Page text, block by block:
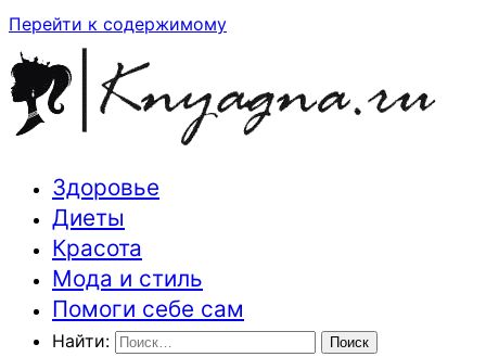
Перейти к содержимому
Траектория здоровья и красоты
Здоровье
Диеты
Красота
Мода и стиль
Помоги себе сам
Найти: